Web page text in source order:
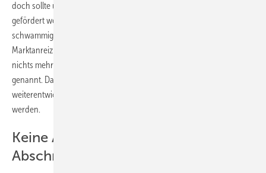
doch sollte ursprünglich die energetische Gebäudesanierung
gefördert werden. Diese Formulierung ist raus.“ Esser waren
schwammige Formulierungen aufgefallen, dass z.B. das
Marktanreizprogramm verstetigt werden soll, doch von Zahlen sei
nichts mehr zu sehen. Auch sei kein konkreter Sanierungsfahrplan
genannt. Das Erneuerbare-Energien-Wärmegesetz solle
weiterentwickelt und mit der Energieeinsparverordnung harmonisiert
werden.
Keine Anreize durch steuerliche
Abschreibung